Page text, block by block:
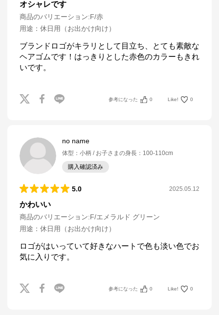
オシャレです
商品のバリエーション:F/赤
用途 ： 休日用（お出かけ向け）
ブランドロゴがキラリとして目立ち、とても素敵な
ヘアゴムです！はっきりとした赤色のカラーもきれ
いです。
参考になった 0 Like! 0
no name
体型 ： 小柄 お子さまの身長 ： 100-110cm
購入確認済み
5.0 2025.05.12
かわいい
商品のバリエーション:F/エメラルド グリーン
用途 ： 休日用（お出かけ向け）
ロゴがはいっていて好きなハートで色も淡い色でお
気に入りです。
参考になった 0 Like! 0